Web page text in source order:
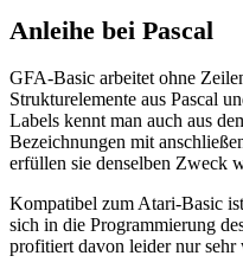
Anleihe bei Pascal
GFA-Basic arbeitet ohne
Strukturelemente aus Pascal
Labels kennt man auch aus
Bezeichnungen mit
erfüllen sie denselben Zweck
Kompatibel zum Atari-Basic
sich in die Programmierung
profitiert davon leider nur